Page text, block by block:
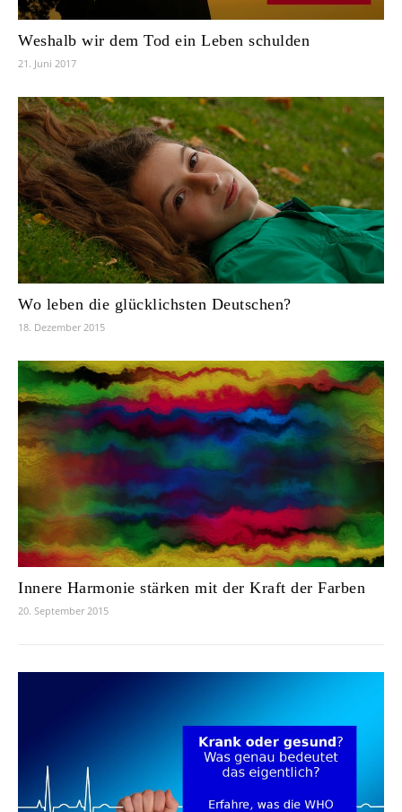
Weshalb wir dem Tod ein Leben schulden
21. Juni 2017
Wo leben die glücklichsten Deutschen?
18. Dezember 2015
Innere Harmonie stärken mit der Kraft der Farben
20. September 2015